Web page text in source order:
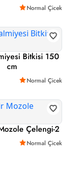
Normal Çicek
Bitkisi 150
cm
Normal Çicek
Çelengi-2
Normal Çicek